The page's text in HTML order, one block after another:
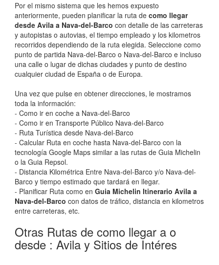
Por el mismo sistema que les hemos expuesto
anteriormente, pueden planificar la ruta de como llegar
desde Avila a Nava-del-Barco con detalle de las carreteras
y autopistas o autovias, el tiempo empleado y los kilometros
recorridos dependiendo de la ruta elegida. Seleccione como
punto de partida Nava-del-Barco o Nava-del-Barco e incluso
una calle o lugar de dichas ciudades y punto de destino
cualquier ciudad de España o de Europa.
Una vez que pulse en obtener direcciones, le mostramos
toda la información:
- Como ir en coche a Nava-del-Barco
- Como ir en Transporte Público Nava-del-Barco
- Ruta Turística desde Nava-del-Barco
- Calcular Ruta en coche hasta Nava-del-Barco con la
tecnología Google Maps similar a las rutas de Guia Michelin
o la Guia Repsol.
- Distancia Kilométrica Entre Nava-del-Barco y/o Nava-del-
Barco y tiempo estimado que tardará en llegar.
- Planificar Ruta como en Guia Michelin Itinerario Avila a
Nava-del-Barco con datos de tráfico, distancia en kilometros
entre carreteras, etc.
Otras Rutas de como llegar a o
desde : Avila y Sitios de Intéres